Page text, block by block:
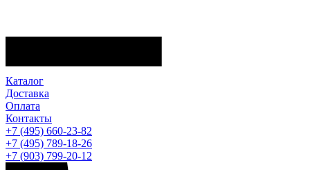
Каталог
Доставка
Оплата
Контакты
+7 (495) 660-23-82
+7 (495) 789-18-26
+7 (903) 799-20-12